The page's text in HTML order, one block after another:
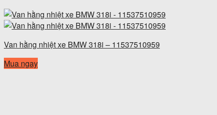
Van hằng nhiệt xe BMW 318i – 11537510959
Mua ngay